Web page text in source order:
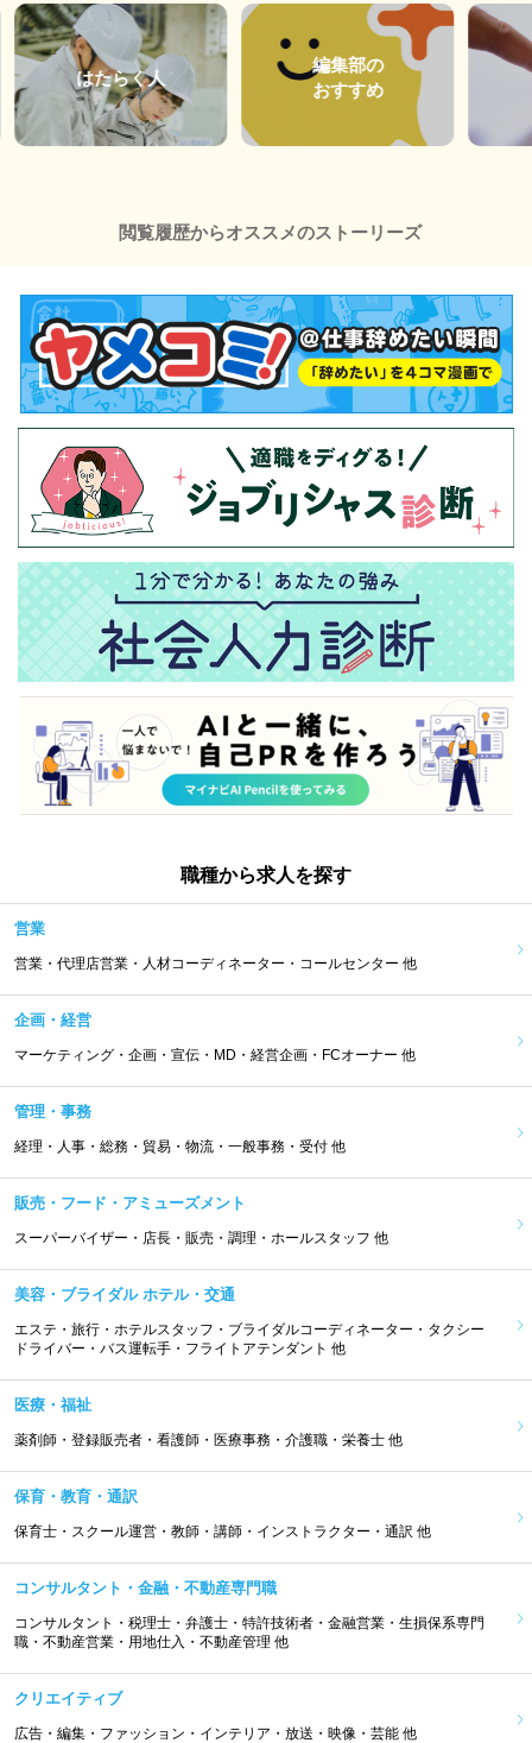
はたらく人
編集部の
おすすめ
閲覧履歴からオススメのストーリーズ
職種から求人を探す
営業
営業・代理店営業・人材コーディネーター・コールセンター 他
企画・経営
マーケティング・企画・宣伝・MD・経営企画・FCオーナー 他
管理・事務
経理・人事・総務・貿易・物流・一般事務・受付 他
販売・フード・アミューズメント
スーパーバイザー・店長・販売・調理・ホールスタッフ 他
美容・ブライダル ホテル・交通
エステ・旅行・ホテルスタッフ・ブライダルコーディネーター・タクシー
ドライバー・バス運転手・フライトアテンダント 他
医療・福祉
薬剤師・登録販売者・看護師・医療事務・介護職・栄養士 他
保育・教育・通訳
保育士・スクール運営・教師・講師・インストラクター・通訳 他
コンサルタント・金融・不動産専門職
コンサルタント・税理士・弁護士・特許技術者・金融営業・生損保系専門
職・不動産営業・用地仕入・不動産管理 他
クリエイティブ
広告・編集・ファッション・インテリア・放送・映像・芸能 他